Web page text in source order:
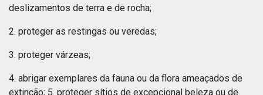
deslizamentos de terra e de rocha;
2. proteger as restingas ou veredas;
3. proteger várzeas;
4. abrigar exemplares da fauna ou da flora ameaçados de
extinção; 5. proteger sítios de excepcional beleza ou de